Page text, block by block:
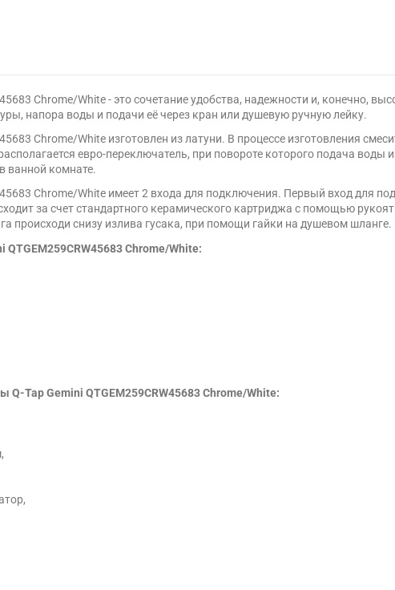
Chrome/White - это сочетание удобства, надежности и, конечно,
напора воды и подачи её через кран или душевую ручную лейку.
Chrome/White изготовлен из латуни. В процессе изготовления
евро-переключатель, при повороте которого подача
ванной комнате.
Chrome/White имеет 2 входа для подключения. Первый вход для
за счет стандартного керамического картриджа с помощью
происходи снизу излива гусака, при помощи гайки на душевом шланге.
Chrome/White:
Q-Tap Gemini QTGEM259CRW45683 Chrome/White: